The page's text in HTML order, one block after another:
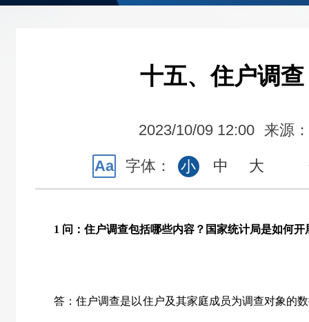
十五、住户调
2023/10/09 12:00 来源
Aa 字体： 小 中 大
1 问：住户调查包括哪些内容？国家统计局是如何开
答：住户调查是以住户及其家庭成员为调查对象的数